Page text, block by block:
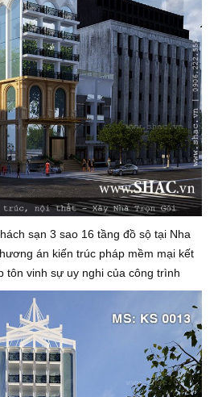
sạn 3 sao 16 tầng đồ sộ tại Nha
án kiến trúc pháp mềm mại kết
tôn vinh sự uy nghi của công trình